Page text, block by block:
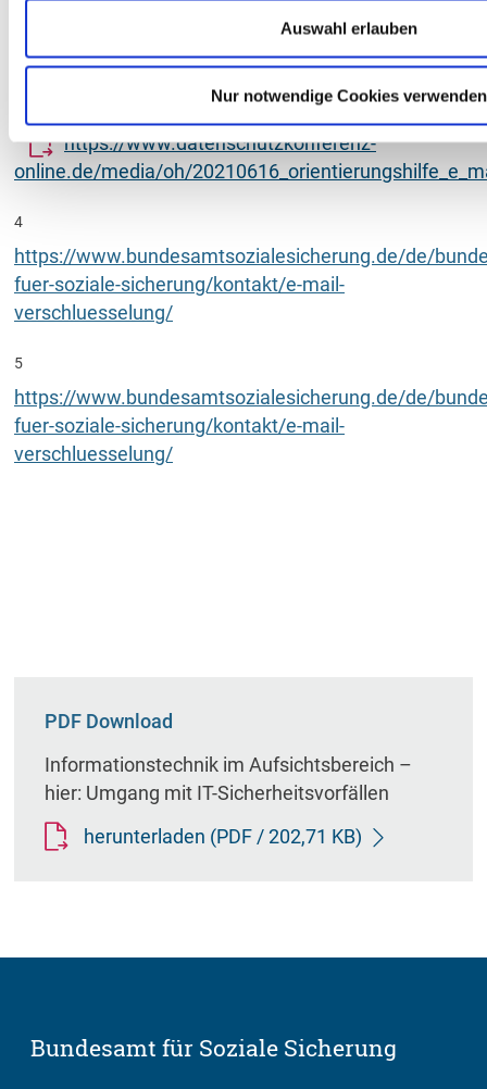
Auswahl erlauben
Nur notwendige Cookies verwenden
regulierte-Unternehmen/Kritische-
Infrastrukturen/Service-fuer-KRITIS-
Betreiber/service-fuer-kritis-betreiber_node.html
https://www.datenschutzkonferenz-
online.de/media/oh/
4
https://www.bundesamtsozialesicherung.de/de/
fuer-soziale-sicherung/kontakt/e-mail-
verschluesselung/
5
https://www.bundesamtsozialesicherung.de/de/
fuer-soziale-sicherung/kontakt/e-mail-
verschluesselung/
PDF Download
Informationstechnik im Aufsichtsbereich –
hier: Umgang mit IT-Sicherheitsvorfällen
herunterladen (PDF / 202,71 KB)
Bundesamt für Soziale Sicherung